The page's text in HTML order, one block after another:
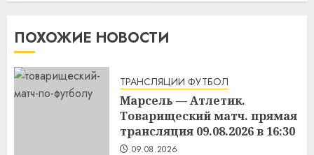
ПОХОЖИЕ НОВОСТИ
ТРАНСЛЯЦИИ ФУТБОЛ
Марсель — Атлетик.
Товарищеский матч. прямая
трансляция 09.08.2026 в 16:30
09.08.2026